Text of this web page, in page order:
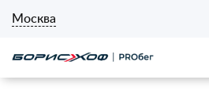
Москва